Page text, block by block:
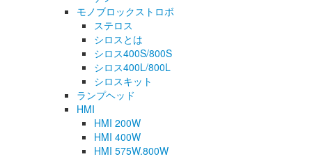
モノブロックストロボ
ステロス
シロスとは
シロス400S/800S
シロス400L/800L
シロスキット
ランプヘッド
HMI
HMI 200W
HMI 400W
HMI 575W.800W